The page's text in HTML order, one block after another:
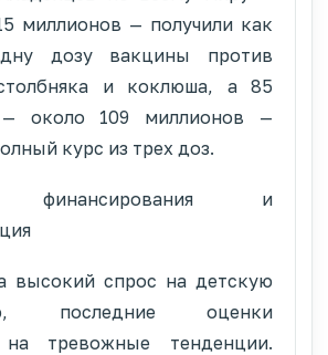
миллионов — получили как
дозу вакцины против
и коклюша, а 85
— около 109 миллионов —
курс из трех доз.
финансирования и
высокий спрос на детскую
последние оценки
тревожные тенденции.